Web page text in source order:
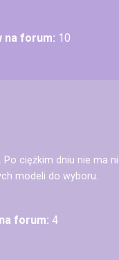
na forum: 10
ciężkim dniu nie ma
modeli do wyboru.
forum: 4